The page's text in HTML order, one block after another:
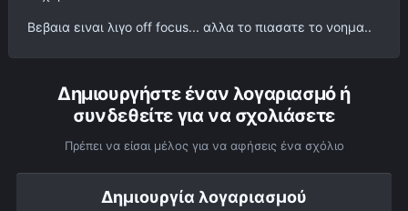
Βεβαια ειναι λιγο off focus... αλλα το πιασατε το νοημα..
Δημιουργήστε έναν λογαριασμό ή
συνδεθείτε για να σχολιάσετε
Πρέπει να είσαι μέλος για να αφήσεις ένα σχόλιο
Δημιουργία λογαριασμού